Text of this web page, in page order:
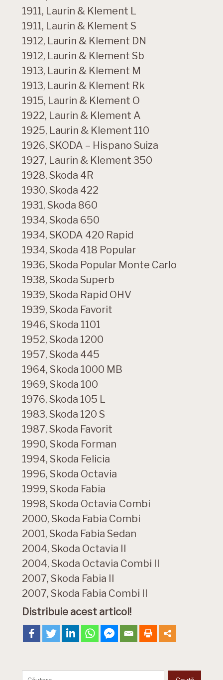
1911, Laurin & Klement L
1911, Laurin & Klement S
1912, Laurin & Klement DN
1912, Laurin & Klement Sb
1913, Laurin & Klement M
1913, Laurin & Klement Rk
1915, Laurin & Klement O
1922, Laurin & Klement A
1925, Laurin & Klement 110
1926, SKODA – Hispano Suiza
1927, Laurin & Klement 350
1928, Skoda 4R
1930, Skoda 422
1931, Skoda 860
1934, Skoda 650
1934, SKODA 420 Rapid
1934, Skoda 418 Popular
1936, Skoda Popular Monte Carlo
1938, Skoda Superb
1939, Skoda Rapid OHV
1939, Skoda Favorit
1946, Skoda 1101
1952, Skoda 1200
1957, Skoda 445
1964, Skoda 1000 MB
1969, Skoda 100
1976, Skoda 105 L
1983, Skoda 120 S
1987, Skoda Favorit
1990, Skoda Forman
1994, Skoda Felicia
1996, Skoda Octavia
1999, Skoda Fabia
1998, Skoda Octavia Combi
2000, Skoda Fabia Combi
2001, Skoda Fabia Sedan
2004, Skoda Octavia II
2004, Skoda Octavia Combi II
2007, Skoda Fabia II
2007, Skoda Fabia Combi II
Distribuie acest articol!